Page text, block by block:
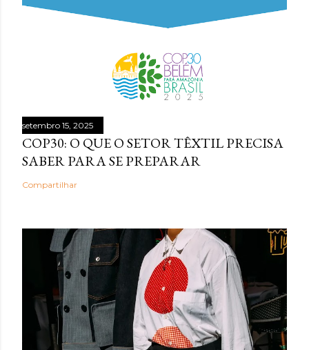
setembro 15, 2025
COP30: O QUE O SETOR TÊXTIL PRECISA
SABER PARA SE PREPARAR
Compartilhar